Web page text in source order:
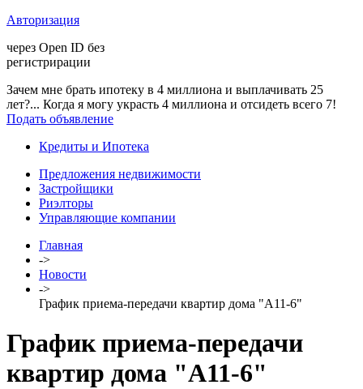
Авторизация
через Open ID без
регистрирации
Зачем мне брать ипотеку в 4 миллиона и выплачивать 25
лет?... Когда я могу украсть 4 миллиона и отсидеть всего 7!
Подать объявление
Кредиты и Ипотека
Предложения недвижимости
Застройщики
Риэлторы
Управляющие компании
Главная
->
Новости
->
График приема-передачи квартир дома "А11-6"
График приема-передачи
квартир дома "А11-6"